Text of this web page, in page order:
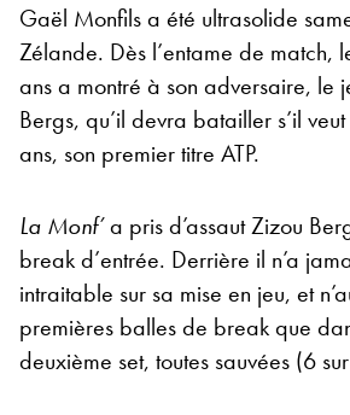
Gaël Monfils a été ultrasolide
Zélande. Dès l’entame de match,
ans a montré à son adversaire, le
Bergs, qu’il devra batailler s’il
ans, son premier titre ATP.
La Monf’a pris d’assaut Zizou
break d’entrée. Derrière il n’a
intraitable sur sa mise en jeu, et
premières balles de break que
deuxième set, toutes sauvées (6